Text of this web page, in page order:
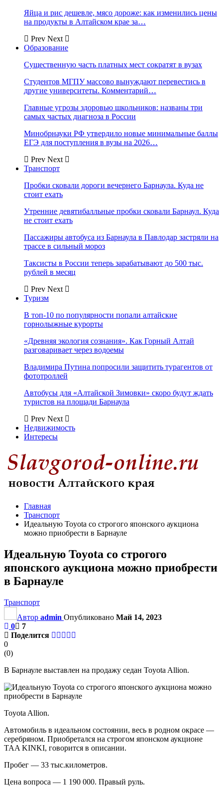
Яйца и рис дешевле, мясо дороже: как изменились цены
на продукты в Алтайском крае за…
Prev Next
Образование
Существенную часть платных мест сократят в вузах
Студентов МГПУ массово вынуждают перевестись в
другие университеты. Комментарий…
Главные угрозы здоровью школьников: названы три
самых частых диагноза в России
Минобрнауки РФ утвердило новые минимальные баллы
ЕГЭ для поступления в вузы на 2026…
Prev Next
Транспорт
Пробки сковали дороги вечернего Барнаула. Куда не
стоит ехать
Утренние девятибалльные пробки сковали Барнаул. Куда
не стоит ехать
Пассажиры автобуса из Барнаула в Павлодар застряли на
трассе в сильный мороз
Таксисты в России теперь зарабатывают до 500 тыс.
рублей в месяц
Prev Next
Туризм
В топ-10 по популярности попали алтайские
горнолыжные курорты
«Древняя экология сознания». Как Горный Алтай
разговаривает через водоемы
Владимира Путина попросили защитить турагентов от
фототроллей
Автобусы для «Алтайской Зимовки» скоро будут ждать
туристов на площади Барнаула
Prev Next
Недвижимость
Интересы
Главная
Транспорт
Идеальную Toyota со строгого японского аукциона
можно приобрести в Барнауле
Идеальную Toyota со строгого
японского аукциона можно приобрести
в Барнауле
Транспорт
Автор admin Опубликовано Май 14, 2023
0
7
Поделится
0
(0)
В Барнауле выставлен на продажу седан Toyota Allion.
Toyota Allion.
Автомобиль в идеальном состоянии, весь в родном окрасе —
серебряном. Приобретался на строгом японском аукционе
TAA KINKI, говорится в описании.
Пробег — 33 тыс.километров.
Цена вопроса — 1 190 000. Правый руль.